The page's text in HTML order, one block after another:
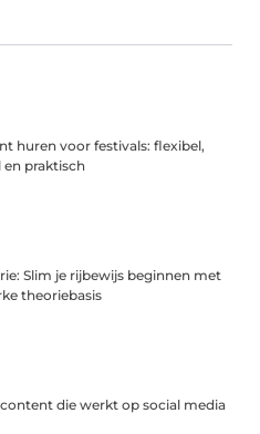
huren voor festivals: flexibel,
en praktisch
Slim je rijbewijs beginnen met
theoriebasis
die werkt op social media